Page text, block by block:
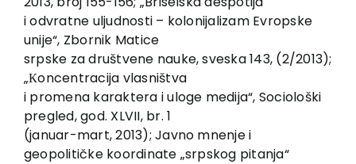
i odvratne uljudnosti – kolonijalizam Evropske
unije“, Zbornik Matice
srpske za društvene nauke, sveska 143, (2/2013);
„Кoncentracija vlasništva
i promena karaktera i uloge medija“, Sociološki
pregled, god. XLVII, br. 1
(januar-mart, 2013); Javno mnenje i
geopolitičke koordinate „srpskog pitanja“